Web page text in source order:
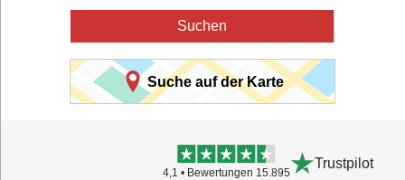
Suchen
Suche auf der Karte
4,1 • Bewertungen 15.895
Trustpilot